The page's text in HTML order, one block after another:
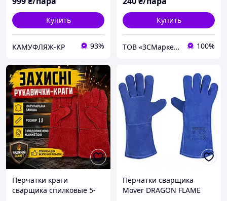
Купить
КАМУФЛЯЖ-КР 93%
Купить
ТОВ «3СМаркет» 100%
Перчатки краги
сварщика спилковые 5-
Перчатки сварщика
Mover DRAGON FLAME